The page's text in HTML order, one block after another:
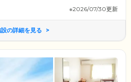
※2026/07/30更新
の詳細を見る